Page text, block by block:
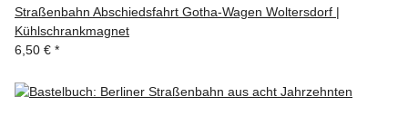
Straßenbahn Abschiedsfahrt Gotha-Wagen Woltersdorf |
Kühlschrankmagnet
6,50 € *